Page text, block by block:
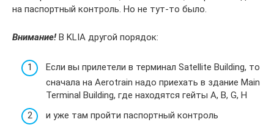
на паспортный контроль. Но не тут-то было.
Внимание! В KLIA другой порядок:
Если вы прилетели в терминал Satellite Building, то
сначала на Aerotrain надо приехать в здание Main
Terminal Building, где находятся гейты A, B, G, H
и уже там пройти паспортный контроль